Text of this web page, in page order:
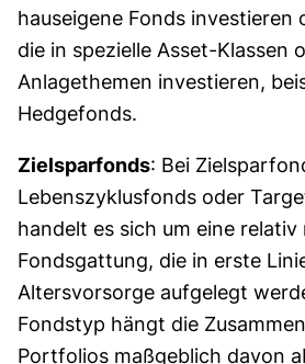
hauseigene Fonds investieren
die in spezielle Asset-Klassen
Anlagethemen investieren,
Hedgefonds.
Zielsparfonds: Bei
Lebenszyklusfonds oder
handelt es sich um eine relativ
Fondsgattung, die in erste
Altersvorsorge aufgelegt
Fondstyp hängt die
Portfolios maßgeblich davon